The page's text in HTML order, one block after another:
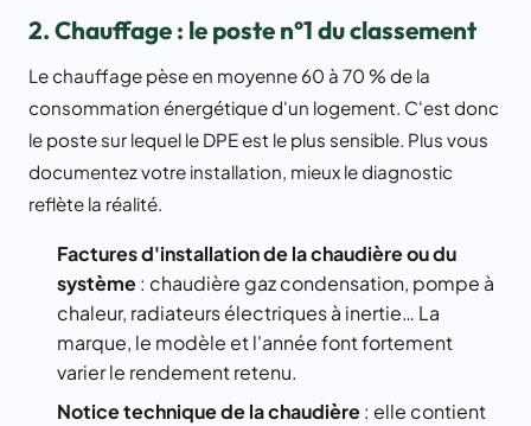
2. Chauffage : le poste n°1 du classement
Le chauffage pèse en moyenne 60 à 70 % de la
consommation énergétique d'un logement. C'est donc
le poste sur lequel le DPE est le plus sensible. Plus vous
documentez votre installation, mieux le diagnostic
reflète la réalité.
Factures d'installation de la chaudière ou du
système: chaudière gaz condensation, pompe à
chaleur, radiateurs électriques à inertie… La
marque, le modèle et l'année font fortement
varier le rendement retenu.
Notice technique de la chaudière: elle contient